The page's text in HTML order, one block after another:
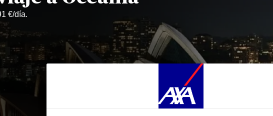
€/día.
cookies funcionales y técnicas
necesarias). También puede consentir el depósito de cookies opcionales, ya sea por parte de
Partners o de terceros proveedores, para los fines descritos a continuación.
(estrictamente necesarias) se eliminan durante la
sitio web. AXA Partners o terceros proveedores pueden depositar cookies opcionales para